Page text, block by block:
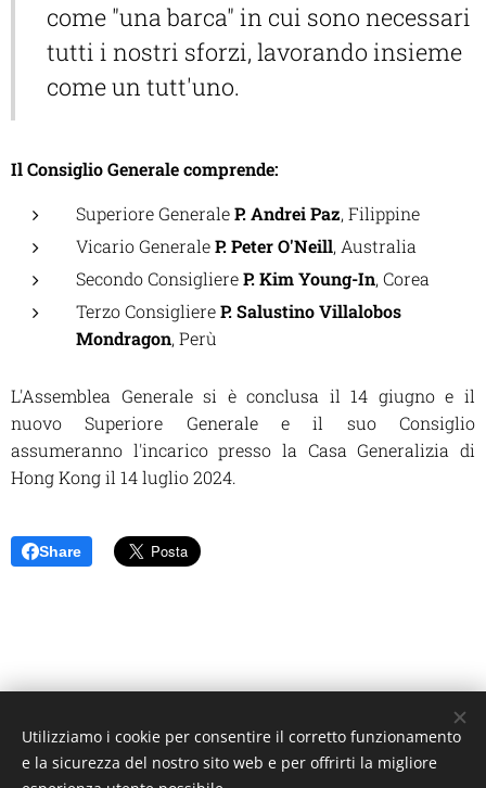
come "una barca" in cui sono necessari
tutti i nostri sforzi, lavorando insieme
come un tutt'uno.
Il Consiglio Generale comprende:
Superiore GeneraleP. Andrei Paz, Filippine
Vicario GeneraleP. Peter O'Neill, Australia
Secondo ConsigliereP. Kim Young-In, Corea
Terzo ConsigliereP. Salustino Villalobos
Mondragon, Perù
L'Assemblea Generale si è conclusa il 14 giugno e il
nuovo Superiore Generale e il suo Consiglio
assumeranno l'incarico presso la Casa Generalizia di
Hong Kong il 14 luglio 2024.
Share
Unione Superiori Generali - Via dei Penitenzieri 19 -00193 ROMA
Cookies
Utilizziamo i cookie per consentire il corretto funzionamento
e la sicurezza del nostro sito web e per offrirti la migliore